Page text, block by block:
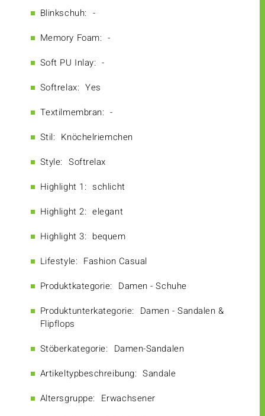
Blinkschuh: -
Memory Foam: -
Soft PU Inlay: -
Softrelax: Yes
Textilmembran: -
Stil: Knöchelriemchen
Style: Softrelax
Highlight 1: schlicht
Highlight 2: elegant
Highlight 3: bequem
Lifestyle: Fashion Casual
Produktkategorie: Damen - Schuhe
Produktunterkategorie: Damen - Sandalen &
Flipflops
Stöberkategorie: Damen-Sandalen
Artikeltypbeschreibung: Sandale
Altersgruppe: Erwachsener